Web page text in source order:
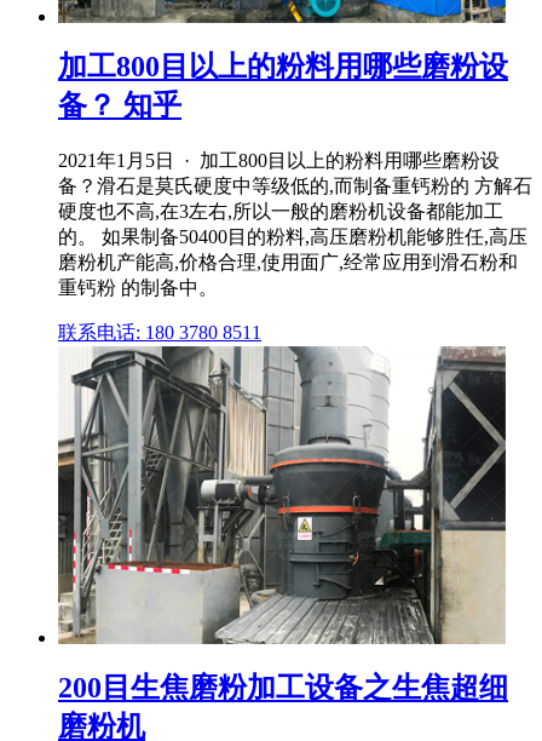
加工800目以上的粉料用哪些磨粉设
备？ 知乎
2021年1月5日 · 加工800目以上的粉料用哪些磨粉设
备？滑石是莫氏硬度中等级低的,而制备重钙粉的 方解石
硬度也不高,在3左右,所以一般的磨粉机设备都能加工
的。 如果制备50400目的粉料,高压磨粉机能够胜任,高压
磨粉机产能高,价格合理,使用面广,经常应用到滑石粉和
重钙粉 的制备中。
联系电话: 180 3780 8511
200目生焦磨粉加工设备之生焦超细
磨粉机